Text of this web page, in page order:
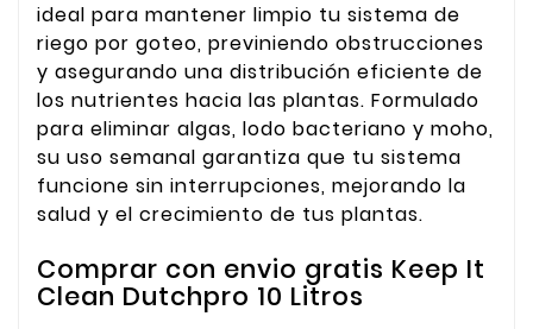
ideal para mantener limpio tu sistema de
riego por goteo, previniendo obstrucciones
y asegurando una distribución eficiente de
los nutrientes hacia las plantas. Formulado
para eliminar algas, lodo bacteriano y moho,
su uso semanal garantiza que tu sistema
funcione sin interrupciones, mejorando la
salud y el crecimiento de tus plantas.
Comprar con envio gratis Keep It
Clean Dutchpro 10 Litros